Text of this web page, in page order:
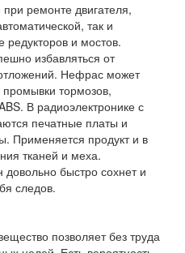
ремонте двигателя,
так и
редукторов и мостов.
избавляться от
Нефрас может
промывки тормозов,
В радиоэлектронике с
печатные платы и
Применяется продукт и в
тканей и меха.
быстро сохнет и
следов.
позволяет без труда